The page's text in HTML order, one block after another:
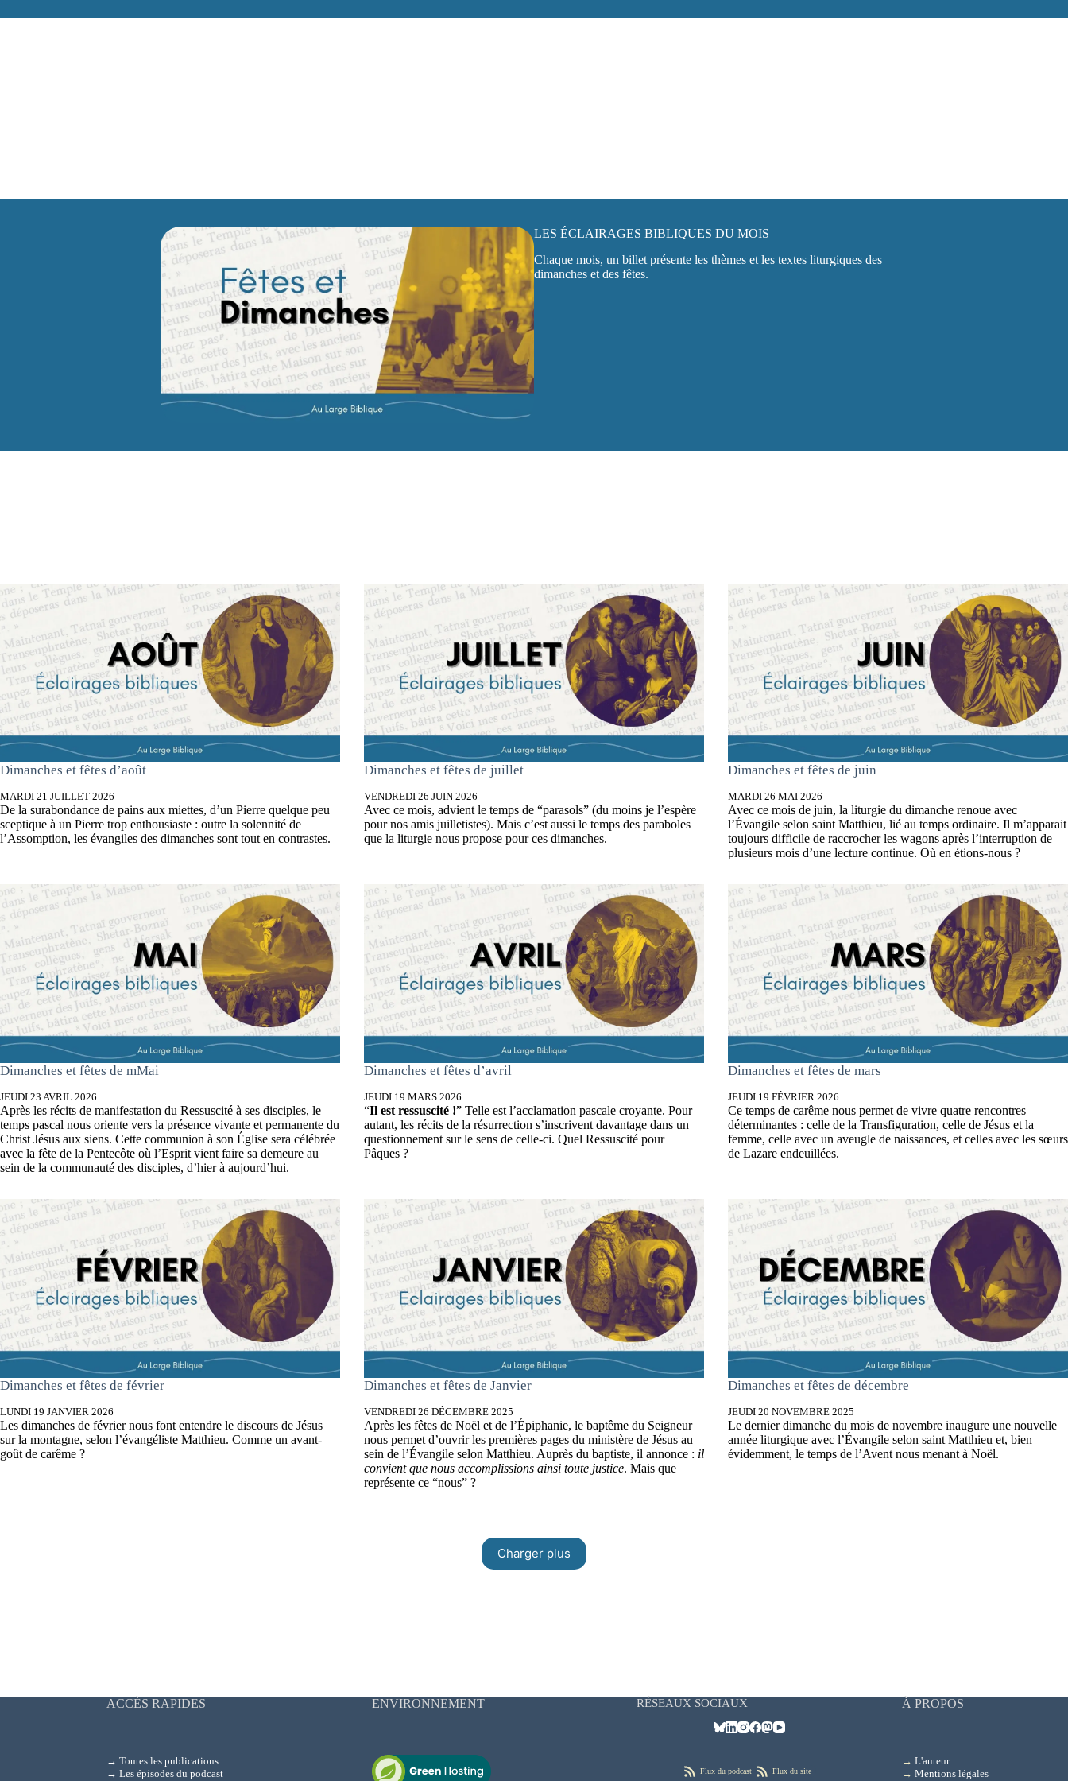
LES ÉCLAIRAGES BIBLIQUES DU MOIS
Chaque mois, un billet présente les thèmes et les textes liturgiques des
dimanches et des fêtes.
Dimanches et fêtes d’août
MARDI 21 JUILLET 2026
De la surabondance de pains aux miettes, d’un Pierre quelque peu
sceptique à un Pierre trop enthousiaste : outre la solennité de
l’Assomption, les évangiles des dimanches sont tout en contrastes.
Dimanches et fêtes de juillet
VENDREDI 26 JUIN 2026
Avec ce mois, advient le temps de “parasols” (du moins je l’espère
pour nos amis juilletistes). Mais c’est aussi le temps des paraboles
que la liturgie nous propose pour ces dimanches.
Dimanches et fêtes de juin
MARDI 26 MAI 2026
Avec ce mois de juin, la liturgie du dimanche renoue avec
l’Évangile selon saint Matthieu, lié au temps ordinaire. Il m’apparait
toujours difficile de raccrocher les wagons après l’interruption de
plusieurs mois d’une lecture continue. Où en étions-nous ?
Dimanches et fêtes de mMai
JEUDI 23 AVRIL 2026
Après les récits de manifestation du Ressuscité à ses disciples, le
temps pascal nous oriente vers la présence vivante et permanente du
Christ Jésus aux siens. Cette communion à son Église sera célébrée
avec la fête de la Pentecôte où l’Esprit vient faire sa demeure au
sein de la communauté des disciples, d’hier à aujourd’hui.
Dimanches et fêtes d’avril
JEUDI 19 MARS 2026
“Il est ressuscité !” Telle est l’acclamation pascale croyante. Pour
autant, les récits de la résurrection s’inscrivent davantage dans un
questionnement sur le sens de celle-ci. Quel Ressuscité pour
Pâques ?
Dimanches et fêtes de mars
JEUDI 19 FÉVRIER 2026
Ce temps de carême nous permet de vivre quatre rencontres
déterminantes : celle de la Transfiguration, celle de Jésus et la
femme, celle avec un aveugle de naissances, et celles avec les sœurs
de Lazare endeuillées.
Dimanches et fêtes de février
LUNDI 19 JANVIER 2026
Les dimanches de février nous font entendre le discours de Jésus
sur la montagne, selon l’évangéliste Matthieu. Comme un avant-
goût de carême ?
Dimanches et fêtes de Janvier
VENDREDI 26 DÉCEMBRE 2025
Après les fêtes de Noël et de l’Épiphanie, le baptême du Seigneur
nous permet d’ouvrir les premières pages du ministère de Jésus au
sein de l’Évangile selon Matthieu. Auprès du baptiste, il annonce : il
convient que nous accomplissions ainsi toute justice. Mais que
représente ce “nous” ?
Dimanches et fêtes de décembre
JEUDI 20 NOVEMBRE 2025
Le dernier dimanche du mois de novembre inaugure une nouvelle
année liturgique avec l’Évangile selon saint Matthieu et, bien
évidemment, le temps de l’Avent nous menant à Noël.
Charger plus
ACCÈS RAPIDES
→ Toutes les publications
→ Les épisodes du podcast
ENVIRONNEMENT RÉSEAUX SOCIAUX
Flux du podcast Flux du site
À PROPOS
→ L'auteur
→ Mentions légales